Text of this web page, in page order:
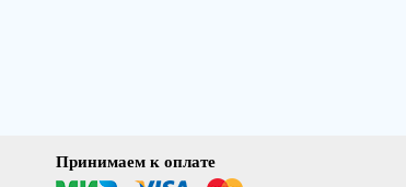
Принимаем к оплате